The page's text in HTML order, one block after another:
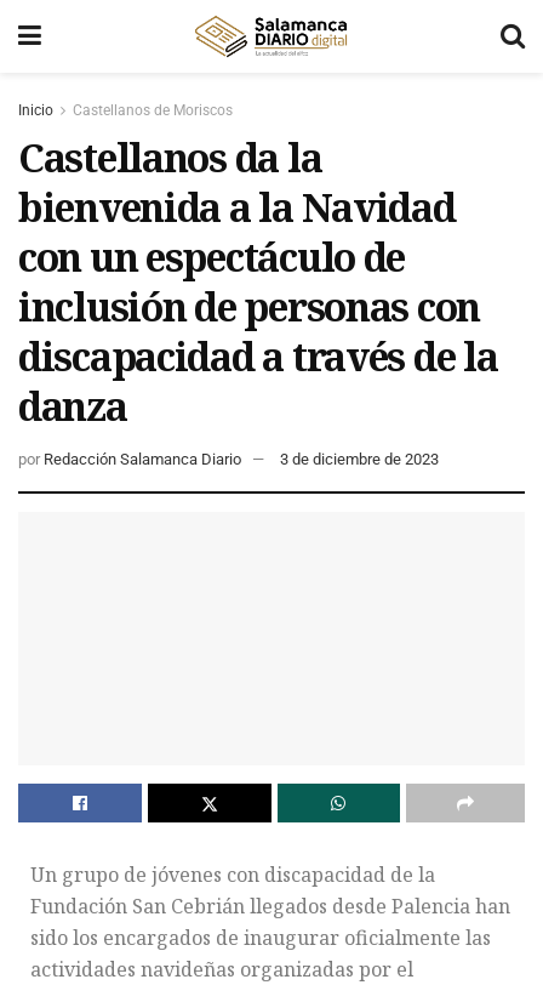
Inicio Castellanos de Moriscos
Castellanos da la
bienvenida a la Navidad
con un espectáculo de
inclusión de personas con
discapacidad a través de la
danza
por Redacción Salamanca Diario 3 de diciembre de 2023
Un grupo de jóvenes con discapacidad de la
Fundación San Cebrián llegados desde Palencia han
sido los encargados de inaugurar oficialmente las
actividades navideñas organizadas por el